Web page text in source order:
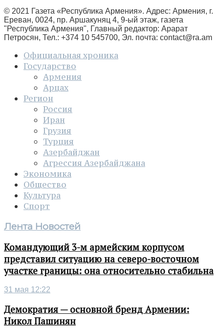
© 2021 Газета «Республика Армения». Адрес: Армения, г.
Ереван, 0024, пр. Аршакуняц 4, 9-ый этаж, газета
"Республика Армения", Главный редактор: Арарат
Петросян, Тел.: +374 10 545700, Эл. почта: contact@ra.am
Официальная хроника
Государство
Армения
Арцах
Регион
Россия
Иран
Грузия
Турция
Азербайджан
Агрессия Азербайджана
Экономика
Общество
Культура
Спорт
Лента Новостей
Командующий 3-м армейским корпусом
представил ситуацию на северо-восточном
участке границы: она относительно стабильна
31 мая 12:22
Демократия — основной бренд Армении:
Никол Пашинян